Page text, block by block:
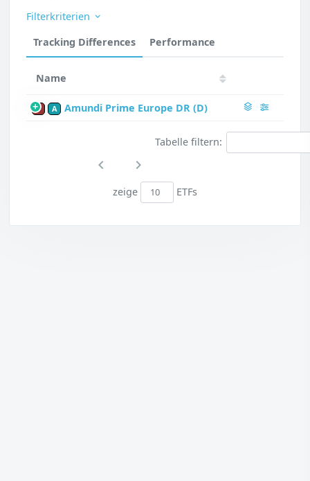
Filterkriterien
Tracking Differences
Performance
Name
P A Amundi Prime Europe DR (D)
Tabelle filtern:
zeige ETFs